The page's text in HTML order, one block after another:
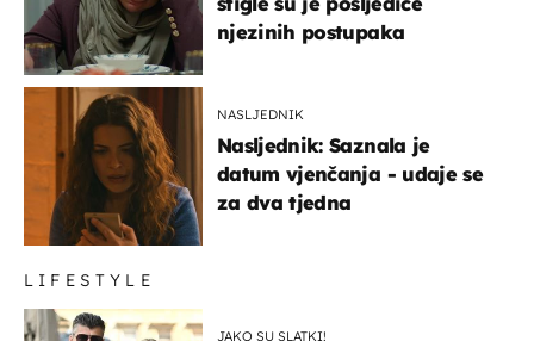
njezinih postupaka
NASLJEDNIK
Nasljednik: Saznala je
datum vjenčanja - udaje se
za dva tjedna
LIFESTYLE
JAKO SU SLATKI!